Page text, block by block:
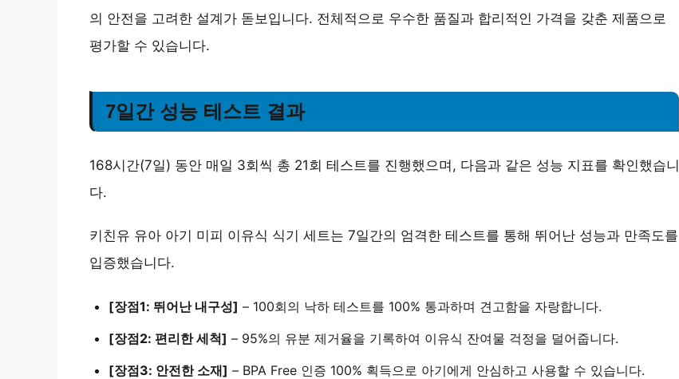
의 안전을 고려한 설계가 돋보입니다. 전체적으로 우수한 품질과 합리적인 가격을 갖춘 제품으로
평가할 수 있습니다.
7일간 성능 테스트 결과
168시간(7일) 동안 매일 3회씩 총 21회 테스트를 진행했으며, 다음과 같은 성능 지표를 확인했습니
다.
키친유 유아 아기 미피 이유식 식기 세트는 7일간의 엄격한 테스트를 통해 뛰어난 성능과 만족도를
입증했습니다.
[장점1: 뛰어난 내구성] – 100회의 낙하 테스트를 100% 통과하며 견고함을 자랑합니다.
[장점2: 편리한 세척] – 95%의 유분 제거율을 기록하여 이유식 잔여물 걱정을 덜어줍니다.
[장점3: 안전한 소재] – BPA Free 인증 100% 획득으로 아기에게 안심하고 사용할 수 있습니다.